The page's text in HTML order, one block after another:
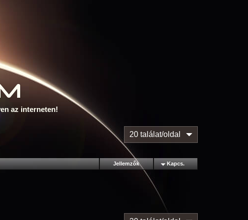
az interneten!
20 találat/oldal
Jellemzők Kapcs.